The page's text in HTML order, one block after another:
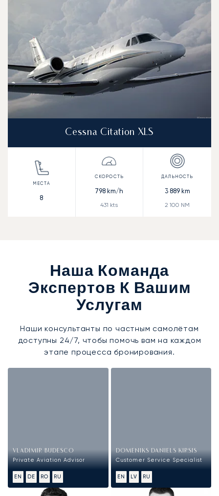
Cessna Citation XLS
8
798 km/h
431 kts
3 889km
2 100 NM
Наша Команда
Экспертов К Вашим
Услугам
Наши консультанты по частным самолётам
доступны 24/7, чтобы помочь вам на каждом
этапе процесса бронирования.
VLADIMIR BUDESCO
Private Aviation Advisor
EN DE RO RU
DOMENIKS DANIELS KIRSIS
Customer Service Specialist
EN LV RU